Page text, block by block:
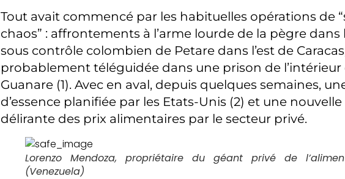
Tout avait commencé par les habituelles opérations de
chaos” : affrontements à l’arme lourde de la pègre dans
sous contrôle colombien de Petare dans l’est de
probablement téléguidée dans une prison de l’intérieur
Guanare (1). Avec en aval, depuis quelques semaines,
d’essence planifiée par les Etats-Unis (2) et une
délirante des prix alimentaires par le secteur privé.
Lorenzo Mendoza, propriétaire du géant privé de
(Venezuela)